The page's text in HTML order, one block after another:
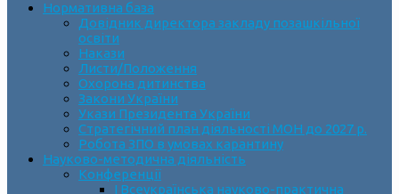
Нормативна база
Довідник директора закладу позашкільної
освіти
Накази
Листи/Положення
Охорона дитинства
Закони України
Укази Президента України
Стратегічний план діяльності МОН до 2027 р.
Робота ЗПО в умовах карантину
Науково-методична діяльність
Конференції
І Всеукраїнська науково-практична